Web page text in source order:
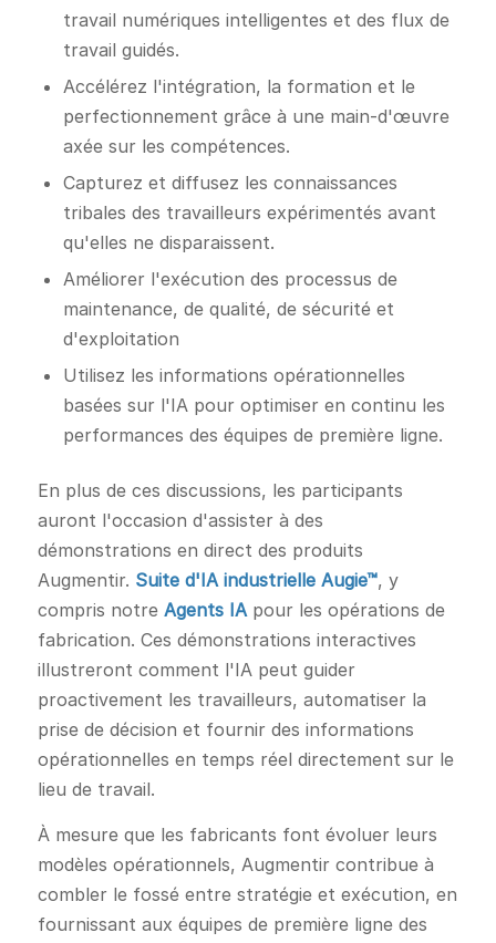
travail numériques intelligentes et des flux de
travail guidés.
Accélérez l'intégration, la formation et le
perfectionnement grâce à une main-d'œuvre
axée sur les compétences.
Capturez et diffusez les connaissances
tribales des travailleurs expérimentés avant
qu'elles ne disparaissent.
Améliorer l'exécution des processus de
maintenance, de qualité, de sécurité et
d'exploitation
Utilisez les informations opérationnelles
basées sur l'IA pour optimiser en continu les
performances des équipes de première ligne.
En plus de ces discussions, les participants
auront l'occasion d'assister à des
démonstrations en direct des produits
Augmentir. Suite d'IA industrielle Augie™, y
compris notre Agents IApour les opérations de
fabrication. Ces démonstrations interactives
illustreront comment l'IA peut guider
proactivement les travailleurs, automatiser la
prise de décision et fournir des informations
opérationnelles en temps réel directement sur le
lieu de travail.
À mesure que les fabricants font évoluer leurs
modèles opérationnels, Augmentir contribue à
combler le fossé entre stratégie et exécution, en
fournissant aux équipes de première ligne des